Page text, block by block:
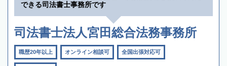
できる司法書士事務所です
司法書士法人宮田総合法務事務所
職歴20年以上 オンライン相談可 全国出張対応可